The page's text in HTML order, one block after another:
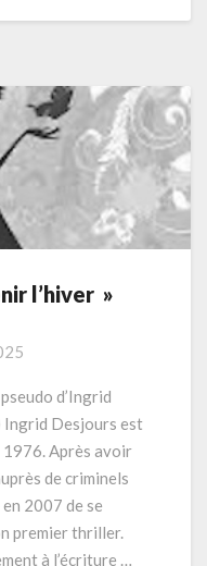
l’hiver »
d’Ingrid
Ingrid Desjours est
1976. Après avoir
de criminels
2007 de se
premier thriller.
à l’écriture …